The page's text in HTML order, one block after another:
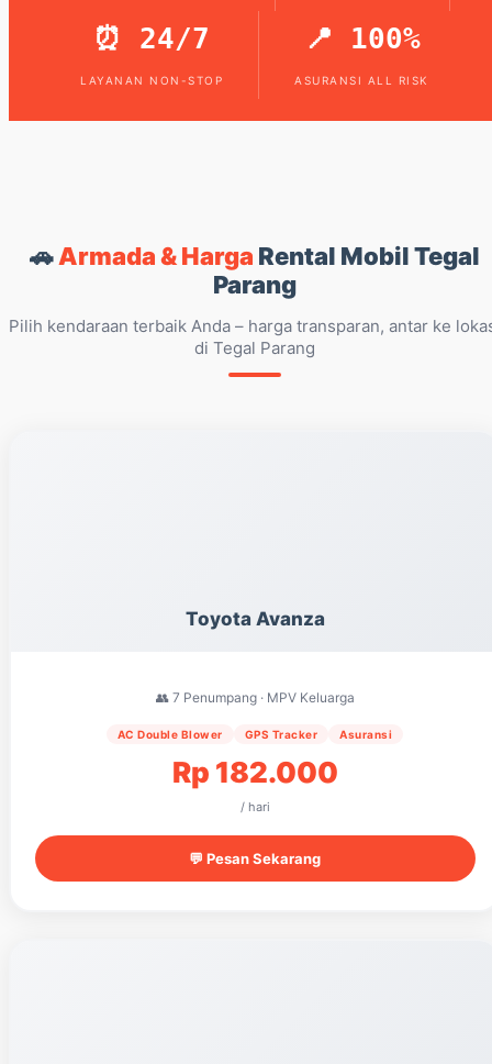
⏰ 24/7
LAYANAN NON-STOP
📍 100%
ASURANSI ALL RISK
🚗Armada & Harga Rental Mobil Tegal
Parang
Pilih kendaraan terbaik Anda – harga transparan, antar ke
di Tegal Parang
Toyota Avanza
👥 7 Penumpang · MPV Keluarga
AC Double Blower GPS Tracker Asuransi
Rp 182.000
/ hari
💬 Pesan Sekarang